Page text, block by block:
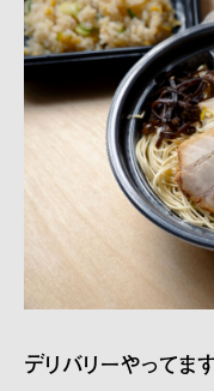
デリバリーやってます